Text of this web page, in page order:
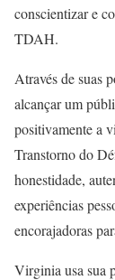
conscientizar e
TDAH.
Através de suas
alcançar um
positivamente a
Transtorno do
honestidade,
experiências
encorajadoras
Virginia usa sua